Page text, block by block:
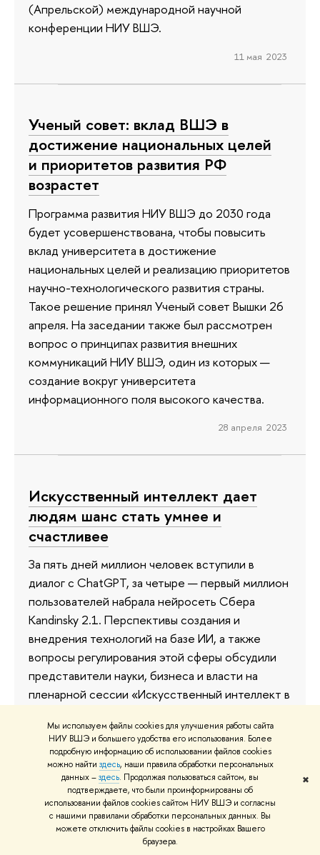
Мы используем файлы cookies для улучшения работы сайта
НИУ ВШЭ и большего удобства его использования. Более
подробную информацию об использовании файлов cookies
можно найти здесь, наши правила обработки персональных
данных –здесь. Продолжая пользоваться сайтом, вы
подтверждаете, что были проинформированы об
использовании файлов cookies сайтом НИУ ВШЭ и согласны
с нашими правилами обработки персональных данных. Вы
можете отключить файлы cookies в настройках Вашего
браузера.
✖
(Апрельской) международной научной
конференции НИУ ВШЭ.
11 мая 2023
Ученый совет: вклад ВШЭ в
достижение национальных целей
и приоритетов развития РФ
возрастет
Программа развития НИУ ВШЭ до 2030 года
будет усовершенствована, чтобы повысить
вклад университета в достижение
национальных целей и реализацию приоритетов
научно-технологического развития страны.
Такое решение принял Ученый совет Вышки 26
апреля. На заседании также был рассмотрен
вопрос о принципах развития внешних
коммуникаций НИУ ВШЭ, один из которых —
создание вокруг университета
информационного поля высокого качества.
28 апреля 2023
Искусственный интеллект дает
людям шанс стать умнее и
счастливее
За пять дней миллион человек вступили в
диалог с ChatGPT, за четыре — первый миллион
пользователей набрала нейросеть Сбера
Kandinsky 2.1. Перспективы создания и
внедрения технологий на базе ИИ, а также
вопросы регулирования этой сферы обсудили
представители науки, бизнеса и власти на
пленарной сессии «Искусственный интеллект в
которую ИСИЭЗ совместно со Сбером
организовал в рамках распределенной
программы XXIV Ясинской (Апрельской)
международной научной конференции НИУ
ВШЭ.
27 апреля 2023